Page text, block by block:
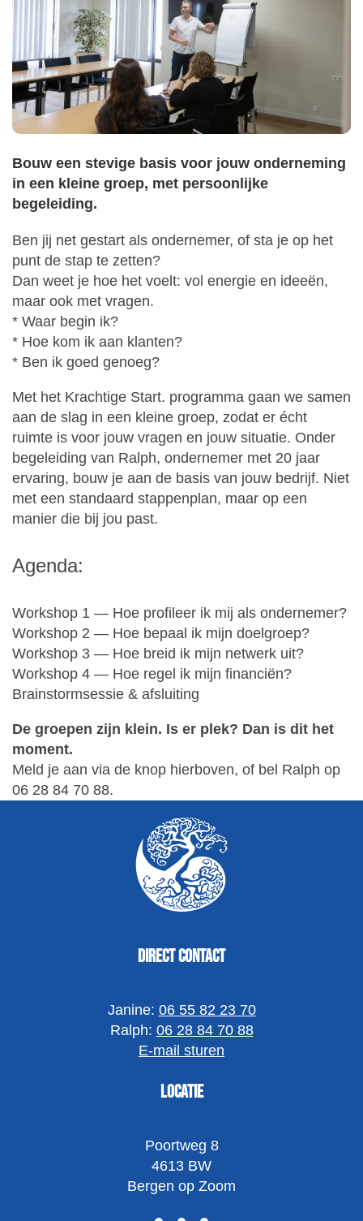
Bouw een stevige basis voor jouw onderneming
in een kleine groep, met persoonlijke
begeleiding.
Ben jij net gestart als ondernemer, of sta je op het
punt de stap te zetten?
Dan weet je hoe het voelt: vol energie en ideeën,
maar ook met vragen.
* Waar begin ik?
* Hoe kom ik aan klanten?
* Ben ik goed genoeg?
Met het Krachtige Start. programma gaan we samen
aan de slag in een kleine groep, zodat er écht
ruimte is voor jouw vragen en jouw situatie. Onder
begeleiding van Ralph, ondernemer met 20 jaar
ervaring, bouw je aan de basis van jouw bedrijf. Niet
met een standaard stappenplan, maar op een
manier die bij jou past.
Agenda:
Workshop 1 — Hoe profileer ik mij als ondernemer?
Workshop 2 — Hoe bepaal ik mijn doelgroep?
Workshop 3 — Hoe breid ik mijn netwerk uit?
Workshop 4 — Hoe regel ik mijn financiën?
Brainstormsessie & afsluiting
De groepen zijn klein. Is er plek? Dan is dit het
moment.
Meld je aan via de knop hierboven, of bel Ralph op
06 28 84 70 88.
Direct contact
Janine: 06 55 82 23 70
Ralph: 06 28 84 70 88
E-mail sturen
Locatie
Poortweg 8
4613 BW
Bergen op Zoom